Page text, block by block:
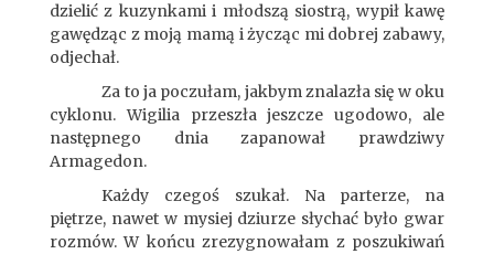
dzielić z kuzynkami i młodszą siostrą, wypił kawę
gawędząc z moją mamą i życząc mi dobrej zabawy,
odjechał.
Za to ja poczułam, jakbym znalazła się w oku
cyklonu. Wigilia przeszła jeszcze ugodowo, ale
następnego dnia zapanował prawdziwy
Armagedon.
Każdy czegoś szukał. Na parterze, na
piętrze, nawet w mysiej dziurze słychać było gwar
rozmów. W końcu zrezygnowałam z poszukiwań